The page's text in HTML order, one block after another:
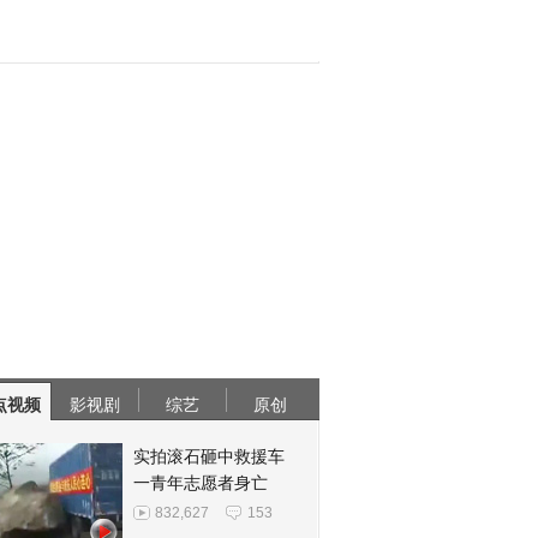
视频 影视剧 综艺 原创
实拍滚石砸中救援车
一青年志愿者身亡
832,627 153